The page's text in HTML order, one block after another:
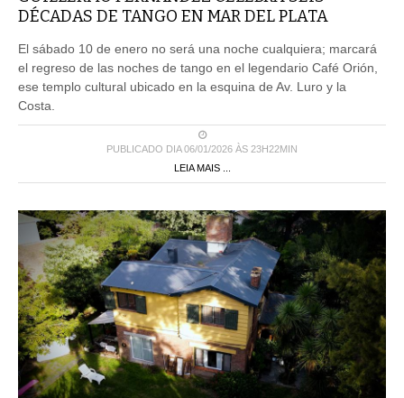
DÉCADAS DE TANGO EN MAR DEL PLATA
El sábado 10 de enero no será una noche cualquiera; marcará
el regreso de las noches de tango en el legendario Café Orión,
ese templo cultural ubicado en la esquina de Av. Luro y la
Costa.
PUBLICADO DIA 06/01/2026 ÀS 23H22MIN
LEIA MAIS ...